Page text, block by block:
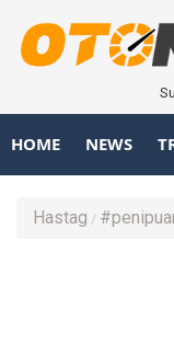
HOME NEWS
Hastag